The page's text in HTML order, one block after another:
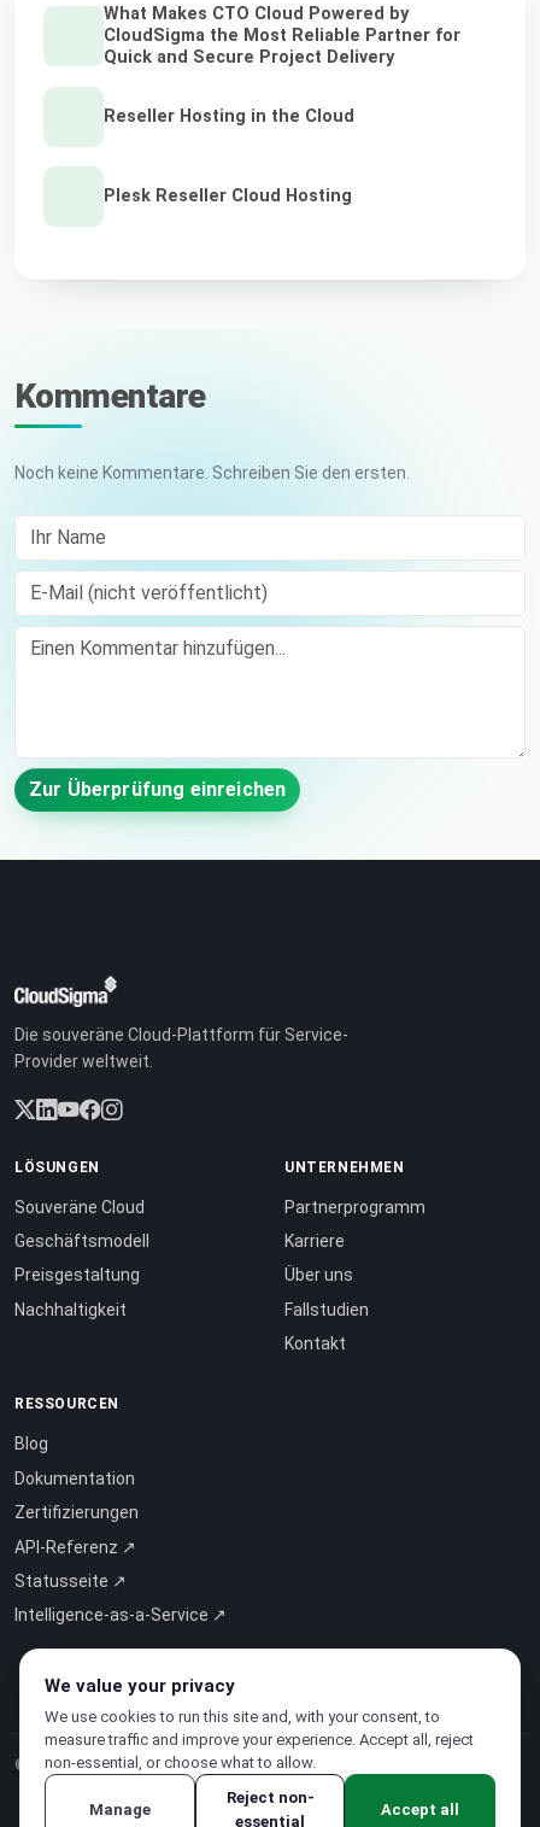
What Makes CTO Cloud Powered by
CloudSigma the Most Reliable Partner for
Quick and Secure Project Delivery
Reseller Hosting in the Cloud
Plesk Reseller Cloud Hosting
Kommentare
Noch keine Kommentare. Schreiben Sie den ersten.
Ihr Name
E-Mail (nicht veröffentlicht)
Comment
Zur Überprüfung einreichen
Die souveräne Cloud-Plattform für Service-
Provider weltweit.
LÖSUNGEN
Souveräne Cloud
Geschäftsmodell
Preisgestaltung
Nachhaltigkeit
UNTERNEHMEN
Partnerprogramm
Karriere
Über uns
Fallstudien
Kontakt
RESSOURCEN
Blog
Dokumentation
Zertifizierungen
API-Referenz ↗
Statusseite ↗
Intelligence-as-a-Service ↗
© 2026 CloudSigma Holding AG.Alle Rechte vorbehalten
We value your privacy
We use cookies to run this site and, with your consent, to
measure traffic and improve your experience. Accept all, reject
non-essential, or choose what to allow.
Manage
Reject non-
essential
Accept all